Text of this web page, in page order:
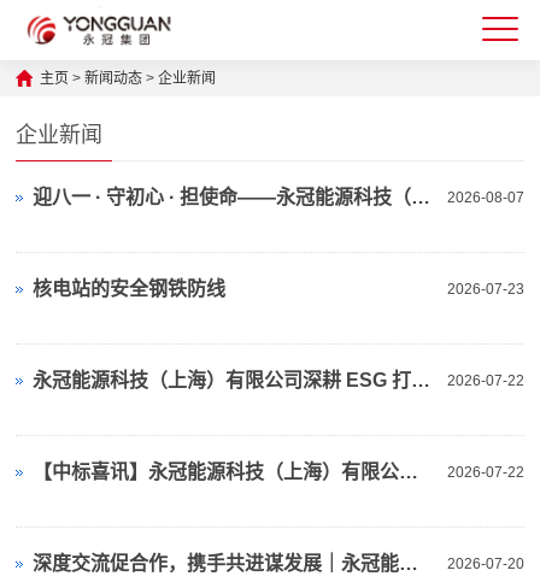
主页 >新闻动态 >企业新闻
企业新闻
2026-08-07
迎八一 · 守初心 · 担使命——永冠能源科技（上海）有限公司党支部召开党员大会
2026-07-23
核电站的安全钢铁防线
2026-07-22
永冠能源科技（上海）有限公司深耕 ESG 打造核电配套低碳智造
2026-07-22
【中标喜讯】永冠能源科技（上海）有限公司连中多标！
2026-07-20
深度交流促合作，携手共进谋发展｜永冠能源科技（上海）有限公司高管赴苏州万拓考察交流